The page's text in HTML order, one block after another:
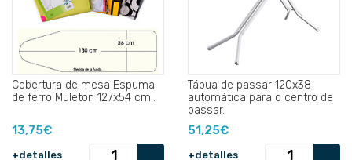
Cobertura de mesa Espuma
de ferro Muleton 127x54 cm..
13,75€
+detalles
Tábua de passar 120x38
automática para o centro de
passar.
51,25€
+detalles